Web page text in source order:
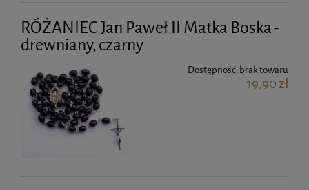
RÓŻANIEC Jan Paweł II Matka Boska -
drewniany, czarny
Dostępność: brak towaru
19,90 zł